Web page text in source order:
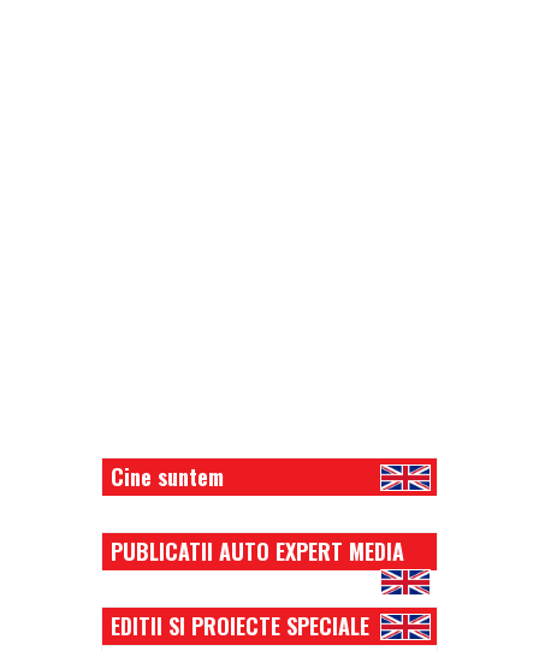
Cine suntem
PUBLICATII AUTO EXPERT MEDIA
EDITII SI PROIECTE SPECIALE